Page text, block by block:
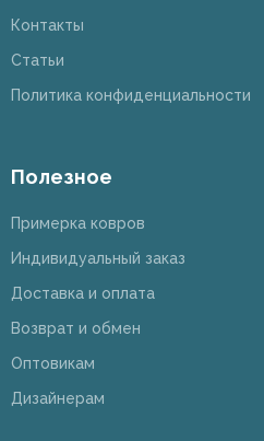
Контакты
Статьи
Политика конфиденциальности
Полезное
Примерка ковров
Индивидуальный заказ
Доставка и оплата
Возврат и обмен
Оптовикам
Дизайнерам